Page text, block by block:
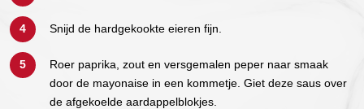
Snijd de hardgekookte eieren fijn.
Roer paprika, zout en versgemalen peper naar smaak
door de mayonaise in een kommetje. Giet deze saus over
de afgekoelde aardappelblokjes.